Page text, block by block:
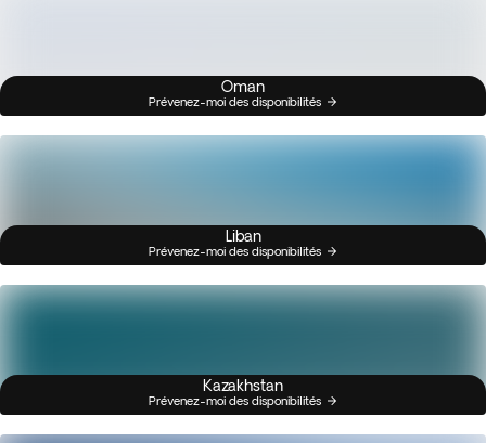
Oman
Prévenez-moi des disponibilités
Liban
Prévenez-moi des disponibilités
Kazakhstan
Prévenez-moi des disponibilités